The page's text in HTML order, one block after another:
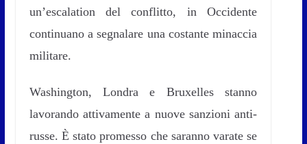
un’escalation del conflitto, in Occidente
continuano a segnalare una costante minaccia
militare.
Washington, Londra e Bruxelles stanno
lavorando attivamente a nuove sanzioni anti-
russe. È stato promesso che saranno varate se